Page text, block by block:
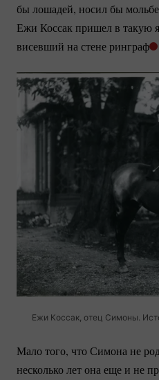
бы лошадей, носил бы
Ежи Коссак пришел в такую
висевший на стене ринграф
Ежи Коссак, отец Симоны.
Мало того, что Симона не
несколько лет она еще и не